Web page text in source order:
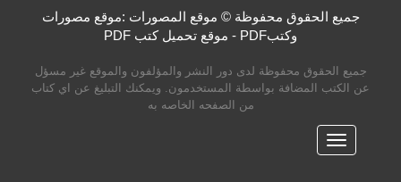
جميع الحقوق محفوظة © موقع المصورات :موقع مصورات
وكتبPDF - موقع تحميل كتب PDF
جميع الحقوق محفوظة لدى دور النشر والمؤلفون والموقع غير مسؤل
عن الكتب المضافة بواسطة المستخدمون. ويمكنك التبليغ عن اي كتاب
من الصفحه الخاصه به
القائمه